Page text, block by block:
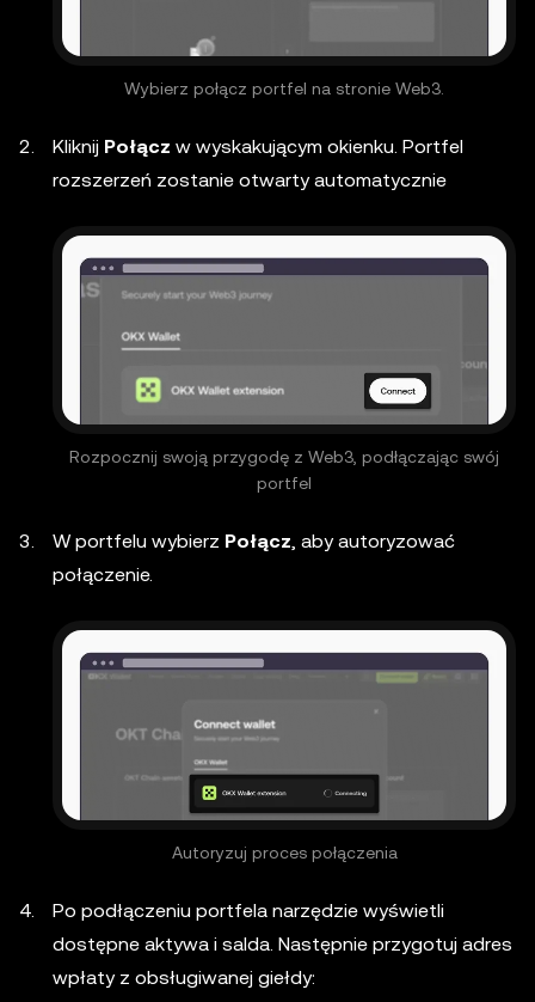
Wybierz połącz portfel na stronie Web3.
Kliknij Połącz w wyskakującym okienku. Portfel
rozszerzeń zostanie otwarty automatycznie
Rozpocznij swoją przygodę z Web3, podłączając swój
portfel
W portfelu wybierz Połącz, aby autoryzować
połączenie.
Autoryzuj proces połączenia
Po podłączeniu portfela narzędzie wyświetli
dostępne aktywa i salda. Następnie przygotuj adres
wpłaty z obsługiwanej giełdy: